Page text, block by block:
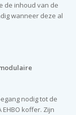
de inhoud van de
wanneer deze al
nodig tot de
koffer. Zijn